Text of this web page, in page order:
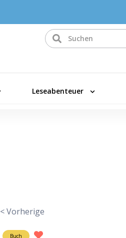
Leseabenteuer
< Vorherige
Buch